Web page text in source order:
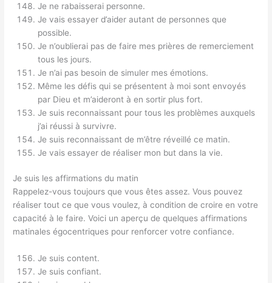
Je ne rabaisserai personne.
Je vais essayer d’aider autant de personnes que
possible.
Je n’oublierai pas de faire mes prières de remerciement
tous les jours.
Je n’ai pas besoin de simuler mes émotions.
Même les défis qui se présentent à moi sont envoyés
par Dieu et m’aideront à en sortir plus fort.
Je suis reconnaissant pour tous les problèmes auxquels
j’ai réussi à survivre.
Je suis reconnaissant de m’être réveillé ce matin.
Je vais essayer de réaliser mon but dans la vie.
Je suis les affirmations du matin
Rappelez-vous toujours que vous êtes assez. Vous pouvez
réaliser tout ce que vous voulez, à condition de croire en votre
capacité à le faire. Voici un aperçu de quelques affirmations
matinales égocentriques pour renforcer votre confiance.
Je suis content.
Je suis confiant.